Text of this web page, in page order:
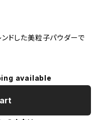
ドした美粒子パウダーで
available